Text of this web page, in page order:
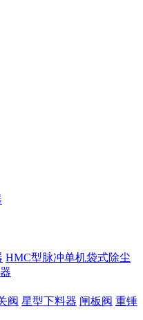
HMC型脉冲单机袋式除尘
阀 星型下料器 闸板阀 重锤